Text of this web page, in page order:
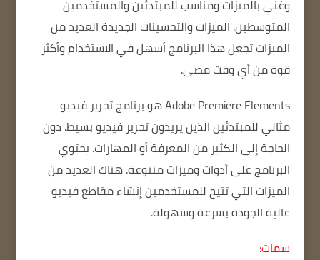
وغني بالميزات ومناسب للمبتدئين والمستخدمين
المتوسطين. الميزات والتحسينات الجديدةالعديد من
الميزات تجعل هذا البرنامج أسهل في الاستخدام وأكثر
قوة من أي وقت مضى.
Adobe Premiere Elements هو برنامج تحرير فيديو
مثالي للمبتدئين الذين يريدون تحرير فيديو بسيط. دون
الحاجة إلى الكثير من المعرفة أو المهارات. يحتوي
البرنامج على أدوات وميزات متنوعة.هناك العديد من
الميزات التي تتيح للمستخدمين إنشاء مقاطع فيديو
عالية الجودة بسرعة وسهولة.
سمات: